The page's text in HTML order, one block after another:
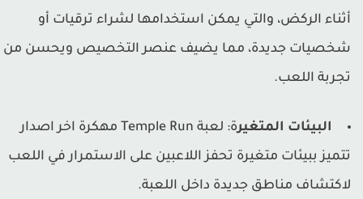
الركض، والتي يمكن استخدامها لشراء ترقيات أو
جديدة، مما يضيف عنصر التخصيص ويحسن من
اللعب.
البيئات المتغير
ة: لعبة Temple Run مهكرة اخر اصدار
ببيئات متغيرة تحفز اللاعبين على الاستمرار في اللعب
مناطق جديدة داخل اللعبة.